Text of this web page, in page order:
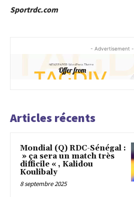
Sportrdc.com
- Advertisement -
Articles récents
Mondial (Q) RDC-Sénégal :
» ça sera un match très
difficile « , Kalidou
Koulibaly
8 septembre 2025